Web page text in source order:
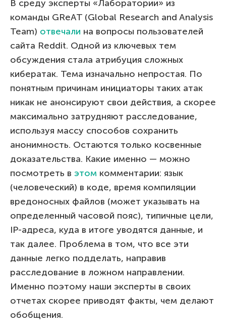
В среду эксперты «Лаборатории» из
команды GReAT (Global Research and Analysis
Team) отвечали на вопросы пользователей
сайта Reddit. Одной из ключевых тем
обсуждения стала атрибуция сложных
кибератак. Тема изначально непростая. По
понятным причинам инициаторы таких атак
никак не анонсируют свои действия, а скорее
максимально затрудняют расследование,
используя массу способов сохранить
анонимность. Остаются только косвенные
доказательства. Какие именно — можно
посмотреть в этом комментарии: язык
(человеческий) в коде, время компиляции
вредоносных файлов (может указывать на
определенный часовой пояс), типичные цели,
IP-адреса, куда в итоге уводятся данные, и
так далее. Проблема в том, что все эти
данные легко подделать, направив
расследование в ложном направлении.
Именно поэтому наши эксперты в своих
отчетах скорее приводят факты, чем делают
обобщения.